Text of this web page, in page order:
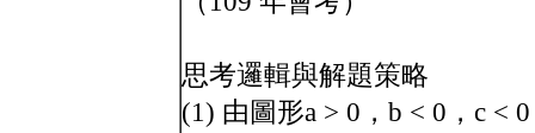
思考邏輯與解題策略
(1) 由圖形a > 0，b < 0，c <